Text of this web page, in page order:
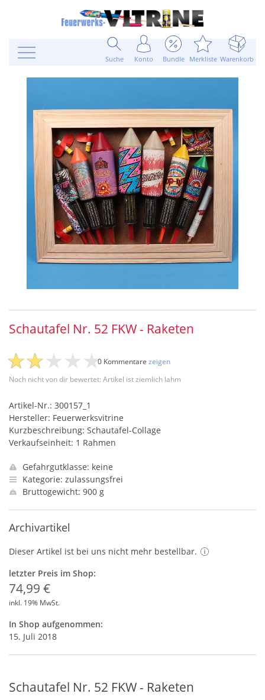
Suche Konto Bundle Merkliste Warenkorb
Schautafel Nr. 52 FKW - Raketen
Noch nicht von dir bewertet: Artikel ist ziemlich lahm
0 Kommentare zeigen
Artikel-Nr.: 300157_1
Hersteller: Feuerwerksvitrine
Kurzbeschreibung: Schautafel-Collage
Verkaufseinheit: 1 Rahmen
Gefahrgutklasse: keine
Kategorie: zulassungsfrei
Bruttogewicht: 900 g
Archivartikel
Dieser Artikel ist bei uns nicht mehr bestellbar.
letzter Preis im Shop:
74,99 €
inkl. 19% MwSt.
In Shop aufgenommen:
15. Juli 2018
Schautafel Nr. 52 FKW - Raketen